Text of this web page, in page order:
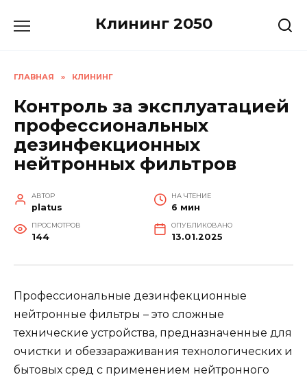
Клининг 2050
ГЛАВНАЯ » КЛИНИНГ
Контроль за эксплуатацией
профессиональных
дезинфекционных
нейтронных фильтров
АВТОР
platus
НА ЧТЕНИЕ
6 мин
ПРОСМОТРОВ
144
ОПУБЛИКОВАНО
13.01.2025
Профессиональные дезинфекционные
нейтронные фильтры – это сложные
технические устройства, предназначенные для
очистки и обеззараживания технологических и
бытовых сред с применением нейтронного